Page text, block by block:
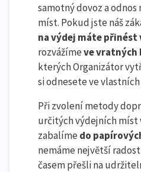
samotný dovoz a
míst. Pokud jste náš
na výdej máte
rozvážímeve vratných
kterých Organizátor
si odnesete ve
Při zvolení metody
určitých výdejních míst
zabalíme do
nemáme největší
časem přešli na